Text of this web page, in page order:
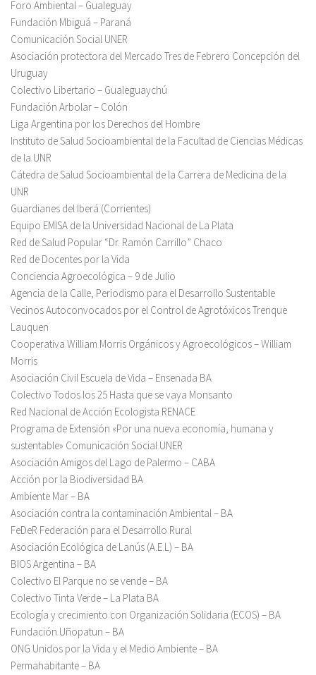
Foro Ambiental – Gualeguay
Fundación Mbiguá – Paraná
Comunicación Social UNER
Asociación protectora del Mercado Tres de Febrero Concepción del
Uruguay
Colectivo Libertario – Gualeguaychú
Fundación Arbolar – Colón
Liga Argentina por los Derechos del Hombre
Instituto de Salud Socioambiental de la Facultad de Ciencias Médicas
de la UNR
Cátedra de Salud Socioambiental de la Carrera de Medicina de la
UNR
Guardianes del Iberá (Corrientes)
Equipo EMISA de la Universidad Nacional de La Plata
Red de Salud Popular “Dr. Ramón Carrillo” Chaco
Red de Docentes por la Vida
Conciencia Agroecológica – 9 de Julio
Agencia de la Calle, Periodismo para el Desarrollo Sustentable
Vecinos Autoconvocados por el Control de Agrotóxicos Trenque
Lauquen
Cooperativa William Morris Orgánicos y Agroecológicos – William
Morris
Asociación Civil Escuela de Vida – Ensenada BA
Colectivo Todos los 25 Hasta que se vaya Monsanto
Red Nacional de Acción Ecologista RENACE
Programa de Extensión «Por una nueva economía, humana y
sustentable» Comunicación Social UNER
Asociación Amigos del Lago de Palermo – CABA
Acción por la Biodiversidad BA
Ambiente Mar – BA
Asociación contra la contaminación Ambiental – BA
FeDeR Federación para el Desarrollo Rural
Asociación Ecológica de Lanús (A.E.L) – BA
BIOS Argentina – BA
Colectivo El Parque no se vende – BA
Colectivo Tinta Verde – La Plata BA
Ecología y crecimiento con Organización Solidaria (ECOS) – BA
Fundación Uñopatun – BA
ONG Unidos por la Vida y el Medio Ambiente – BA
Permahabitante – BA